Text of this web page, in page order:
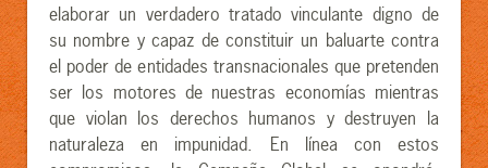
elaborar un verdadero tratado vinculante digno de
su nombre y capaz de constituir un baluarte contra
el poder de entidades transnacionales que pretenden
ser los motores de nuestras economías mientras
que violan los derechos humanos y destruyen la
naturaleza en impunidad. En línea con estos